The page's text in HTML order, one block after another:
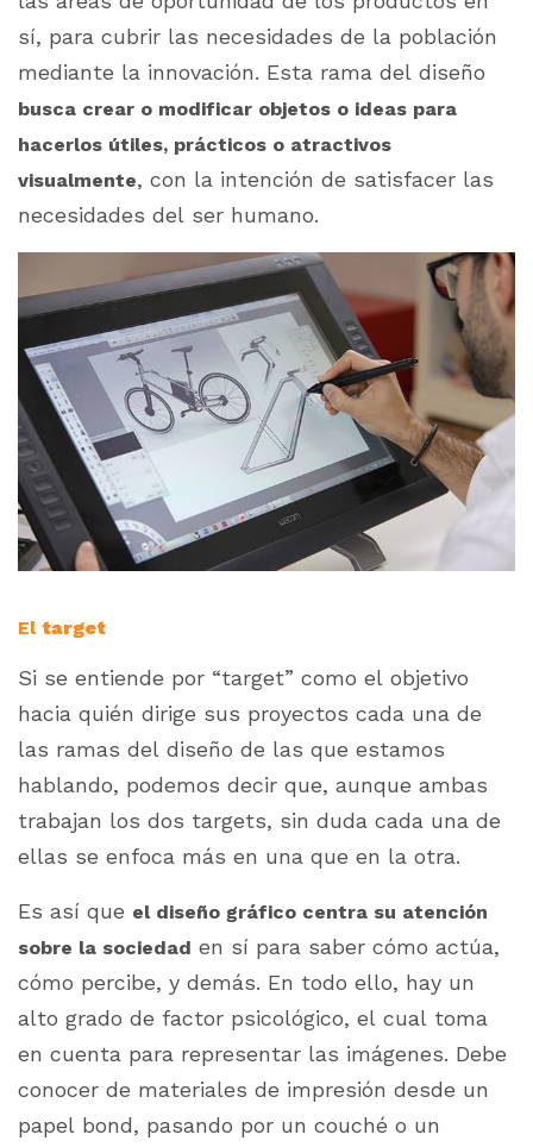
sí, para cubrir las necesidades de la población
mediante la innovación. Esta rama del diseño
busca crear o modificar objetos o ideas para
hacerlos útiles, prácticos o atractivos
visualmente, con la intención de satisfacer las
necesidades del ser humano.
El target
Si se entiende por “target” como el objetivo
hacia quién dirige sus proyectos cada una de
las ramas del diseño de las que estamos
hablando, podemos decir que, aunque ambas
trabajan los dos targets, sin duda cada una de
ellas se enfoca más en una que en la otra.
Es así que el diseño gráfico centra su atención
sobre la sociedad en sí para saber cómo actúa,
cómo percibe, y demás. En todo ello, hay un
alto grado de factor psicológico, el cual toma
en cuenta para representar las imágenes. Debe
conocer de materiales de impresión desde un
papel bond, pasando por un couché o un